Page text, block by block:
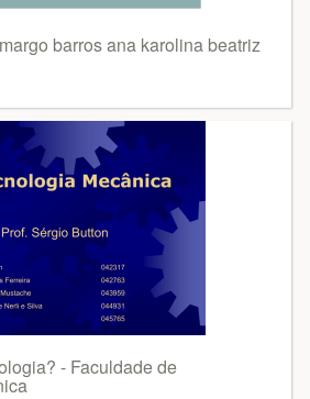
barros ana karolina beatriz
- Faculdade de